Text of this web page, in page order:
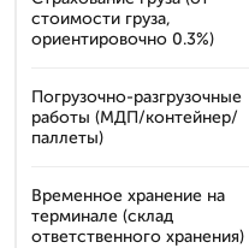
стоимости груза,
ориентировочно 0.3%)
Погрузочно-разгрузочные
работы (МДП/контейнер/
паллеты)
Временное хранение на
терминале (склад
ответственного хранения)